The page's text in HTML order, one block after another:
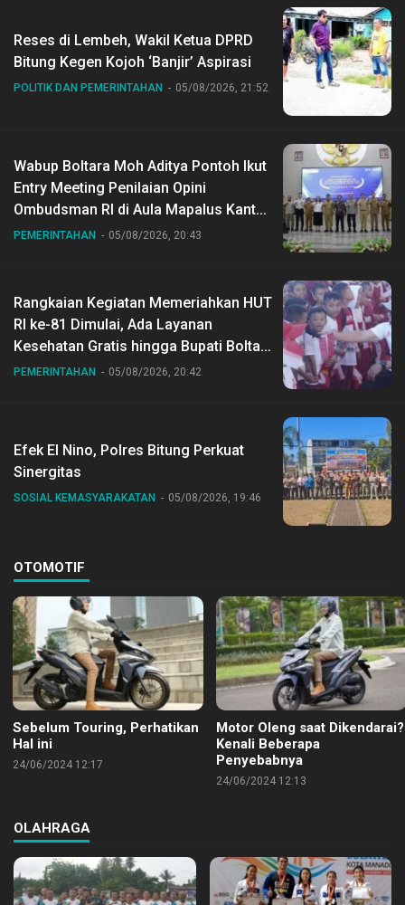
Reses di Lembeh, Wakil Ketua DPRD
Bitung Kegen Kojoh ‘Banjir’ Aspirasi
POLITIK DAN PEMERINTAHAN 05/08/2026, 21:52
Wabup Boltara Moh Aditya Pontoh Ikut
Entry Meeting Penilaian Opini
Ombudsman RI di Aula Mapalus Kantur
Gubernur Sulut
PEMERINTAHAN 05/08/2026, 20:43
Rangkaian Kegiatan Memeriahkan HUT
RI ke-81 Dimulai, Ada Layanan
Kesehatan Gratis hingga Bupati Boltara
Dr Sirajudin Lasena Ikut Jalan Sehat
PEMERINTAHAN 05/08/2026, 20:42
Efek El Nino, Polres Bitung Perkuat
Sinergitas
SOSIAL KEMASYARAKATAN 05/08/2026, 19:46
OTOMOTIF
Sebelum Touring, Perhatikan
Hal ini
24/06/2024 12:17
Motor Oleng saat Dikendarai?
Kenali Beberapa
Penyebabnya
24/06/2024 12:13
OLAHRAGA